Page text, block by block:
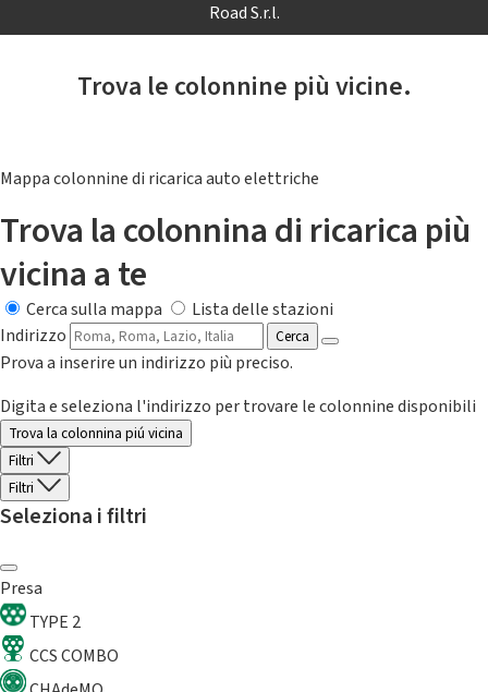
Road S.r.l.
Trova le colonnine più vicine.
Mappa colonnine di ricarica auto elettriche
Trova la colonnina di ricarica più
vicina a te
Cerca sulla mappa
Lista delle stazioni
Indirizzo
Cerca
Prova a inserire un indirizzo più preciso.
Digita e seleziona l'indirizzo per trovare le colonnine disponibili
Trova la colonnina piú vicina
Filtri
Filtri
Seleziona i filtri
Presa
TYPE 2
CCS COMBO